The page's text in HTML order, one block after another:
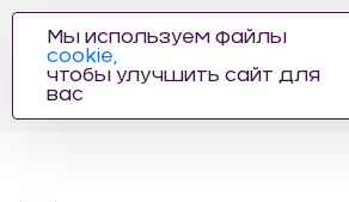
Мы используем файлы
cookie,
чтобы улучшить сайт для
вас